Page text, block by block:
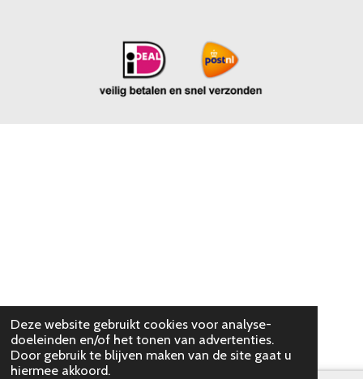
Deze website gebruikt cookies voor analyse-
doeleinden en/of het tonen van advertenties.
Door gebruik te blijven maken van de site gaat u
hiermee akkoord.